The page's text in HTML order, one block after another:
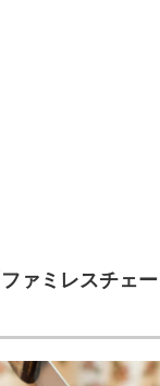
ァミレスチェ